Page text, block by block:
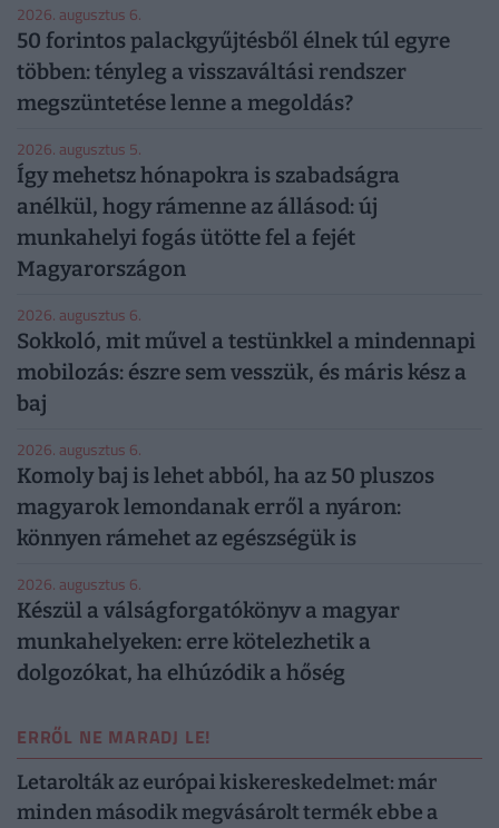
2026. augusztus 6.
50 forintos palackgyűjtésből élnek túl egyre
többen: tényleg a visszaváltási rendszer
megszüntetése lenne a megoldás?
2026. augusztus 5.
Így mehetsz hónapokra is szabadságra
anélkül, hogy rámenne az állásod: új
munkahelyi fogás ütötte fel a fejét
Magyarországon
2026. augusztus 6.
Sokkoló, mit művel a testünkkel a mindennapi
mobilozás: észre sem vesszük, és máris kész a
baj
2026. augusztus 6.
Komoly baj is lehet abból, ha az 50 pluszos
magyarok lemondanak erről a nyáron:
könnyen rámehet az egészségük is
2026. augusztus 6.
Készül a válságforgatókönyv a magyar
munkahelyeken: erre kötelezhetik a
dolgozókat, ha elhúzódik a hőség
ERRŐL NE MARADJ LE!
Letarolták az európai kiskereskedelmet: már
minden második megvásárolt termék ebbe a